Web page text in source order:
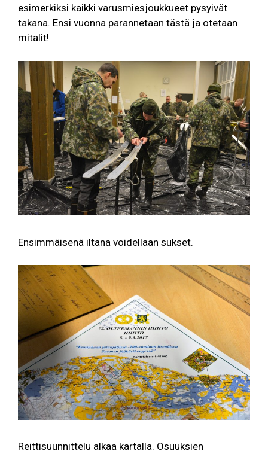
esimerkiksi kaikki varusmiesjoukkueet pysyivät
takana. Ensi vuonna parannetaan tästä ja otetaan
mitalit!
Ensimmäisenä iltana voidellaan sukset.
Reittisuunnittelu alkaa kartalla. Osuuksien